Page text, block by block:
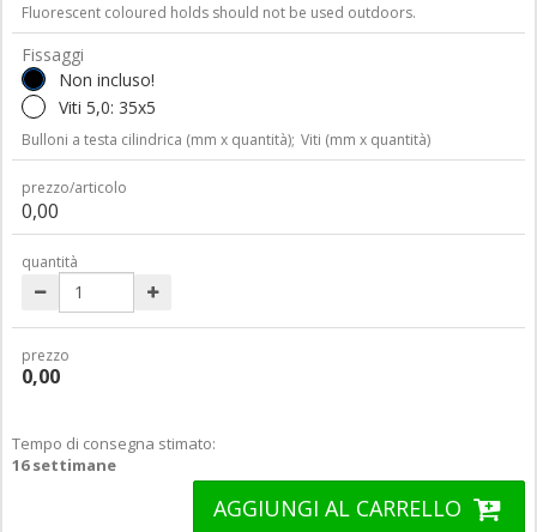
Fluorescent coloured holds should not be used outdoors.
Fissaggi
Non incluso!
Viti 5,0: 35x5
Bulloni a testa cilindrica (mm x quantità); Viti (mm x quantità)
prezzo/articolo
0,00
quantità
prezzo
0,00
Tempo di consegna stimato:
16 settimane
AGGIUNGI AL CARRELLO